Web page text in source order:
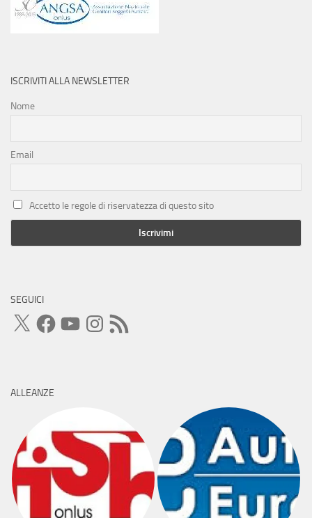
ISCRIVITI ALLA NEWSLETTER
Nome
Email
Accetto le regole di riservatezza di questo sito
SEGUICI
X FacebookYouTubeInstagram
Feed
RSS
ALLEANZE